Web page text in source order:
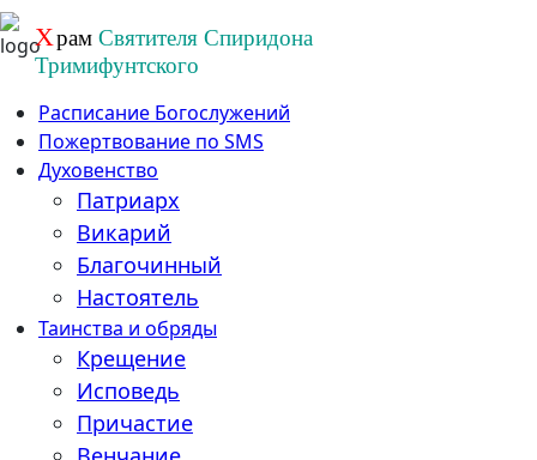
Перейти
к
содержанию
Храм Святителя Спиридона
Тримифунтского
Расписание Богослужений
Пожертвование по SMS
Духовенство
Патриарх
Викарий
Благочинный
Настоятель
Таинства и обряды
Крещение
Исповедь
Причастие